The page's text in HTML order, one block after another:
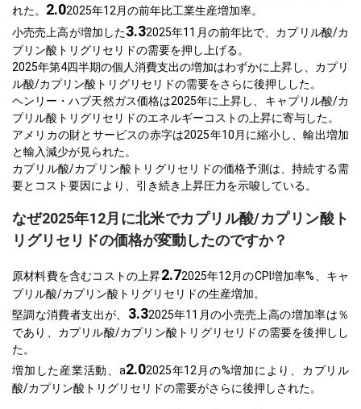
れた。 2.02025年12月の前年比工業生産増加率。
小売売上高が増加した3.32025年11月の前年比で、カプリル酸/カ
プリン酸トリグリセリドの需要を押し上げる。
2025年第4四半期の個人消費支出の増加はわずかに上昇し、カプリ
ル酸/カプリン酸トリグリセリドの需要をさらに後押しした。
ヘンリー・ハブ天然ガス価格は2025年に上昇し、キャプリル酸/カ
プリル酸トリグリセリドのエネルギーコストの上昇に寄与した。
アメリカの財とサービスの赤字は2025年10月に縮小し、輸出増加
と輸入減少が見られた。
カプリル酸/カプリン酸トリグリセリドの価格予測は、持続する需
要とコスト要因により、引き続き上昇圧力を示唆している。
なぜ2025年12月に北米でカプリル酸/カプリン酸ト
リグリセリドの価格が変動したのですか？
原材料費を含むコストの上昇2.72025年12月のCPI増加率%、キャ
プリル酸/カプリン酸トリグリセリドの生産増加。
堅調な消費者支出が、 3.32025年11月の小売売上高の増加率は％
であり、カプリル酸/カプリン酸トリグリセリドの需要を後押しし
た。
増加した産業活動、a2.02025年12月の%増加により、カプリル
酸/カプリン酸トリグリセリドの需要がさらに後押しされた。